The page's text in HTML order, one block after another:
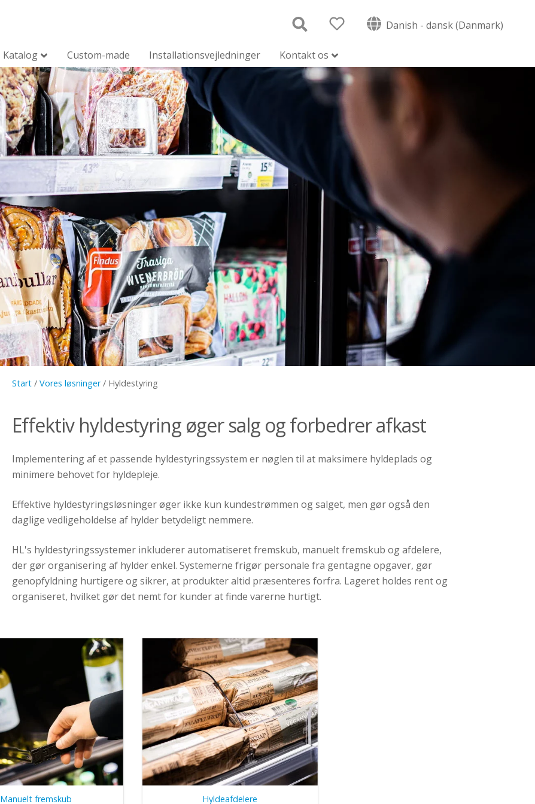
Danish - dansk (Danmark)
Katalog Custom-made Installationsvejledninger Kontakt os
Start / Vores løsninger/ Hyldestyring
Effektiv hyldestyring øger salg og forbedrer afkast
Implementering af et passende hyldestyringssystem er nøglen til at maksimere hyldeplads og
minimere behovet for hyldepleje.
Effektive hyldestyringsløsninger øger ikke kun kundestrømmen og salget, men gør også den
daglige vedligeholdelse af hylder betydeligt nemmere.
HL's hyldestyringssystemer inkluderer automatiseret fremskub, manuelt fremskub og afdelere,
der gør organisering af hylder enkel. Systemerne frigør personale fra gentagne opgaver, gør
genopfyldning hurtigere og sikrer, at produkter altid præsenteres forfra. Lageret holdes rent og
organiseret, hvilket gør det nemt for kunder at finde varerne hurtigt.
Manuelt fremskub Hyldeafdelere